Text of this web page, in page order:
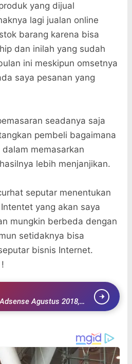
yang dijual
lagi jualan online
barang karena bisa
dan inilah yang sudah
ini meskipun omsetnya
saya pesanan yang
seadanya saja
pembeli bagaimana
memasarkan
lebih menjanjikan.
seputar menentukan
yang akan saya
mungkin berbeda dengan
setidaknya bisa
bisnis Internet.
Agustus 2018,